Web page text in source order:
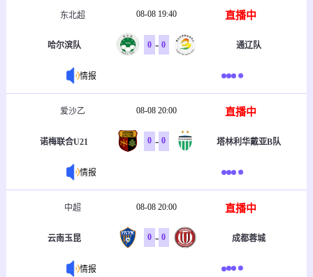
东北超 08-08 19:40 直播中
哈尔滨队 0 - 0 通辽队
情报
爱沙乙 08-08 20:00 直播中
诺梅联合U21 0 - 0 塔林利华戴亚B队
情报
中超 08-08 20:00 直播中
云南玉昆 0 - 0 成都蓉城
情报